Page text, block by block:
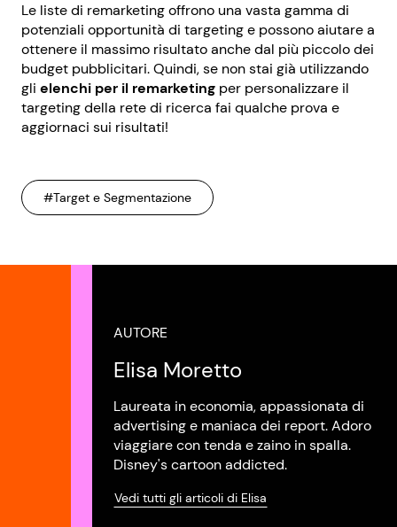
Le liste di remarketing offrono una vasta gamma di
potenziali opportunità di targeting e possono aiutare a
ottenere il massimo risultato anche dal più piccolo dei
budget pubblicitari. Quindi, se non stai già utilizzando
gli elenchi per il remarketing per personalizzare il
targeting della rete di ricerca fai qualche prova e
aggiornaci sui risultati!
#Target e Segmentazione
AUTORE
Elisa Moretto
Laureata in economia, appassionata di
advertising e maniaca dei report. Adoro
viaggiare con tenda e zaino in spalla.
Disney's cartoon addicted.
Vedi tutti gli articoli di Elisa